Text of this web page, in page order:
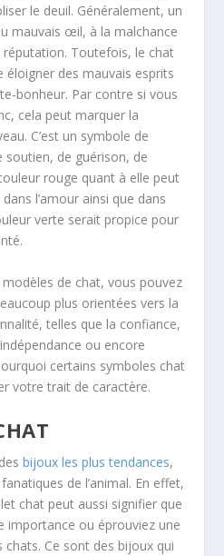
le deuil. Généralement, un
mauvais œil, à la malchance
Toutefois, le chat
éloigner des mauvais esprits
bonheur. Par contre si vous
cela peut marquer la
C’est un symbole de
soutien, de guérison, de
rouge quant à elle peut
l’amour ainsi que dans
verte serait propice pour
de chat, vous pouvez
plus orientées vers la
telles que la confiance,
ou encore
certains symboles chat
votre trait de caractère.
bijoux les plus tendances,
de l’animal. En effet,
chat peut aussi signifier que
importance ou éprouviez une
Ce sont des bijoux qui